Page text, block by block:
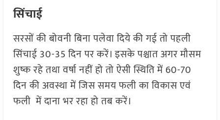
सिंचाई
सरसों की बोवनी बिना पलेवा दिये की गई तो पहली
सिंचाई 30-35 दिन पर करें। इसके पश्चात अगर मौसम
शुष्क रहे तथा वर्षा नहीं हो तो ऐसी स्थिति में 60-70
दिन की अवस्था में जिस समय फली का विकास एवं
फली में दाना भर रहा हो तब करें।